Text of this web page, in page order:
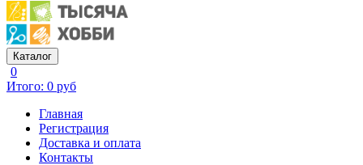
Каталог
0
Итого: 0 руб
Главная
Регистрация
Доставка и оплата
Контакты